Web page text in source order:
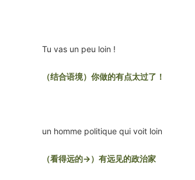
Tu vas un peu loin !
（结合语境）你做的有点太过了！
un homme politique qui voit loin
（看得远的→）有远见的政治家